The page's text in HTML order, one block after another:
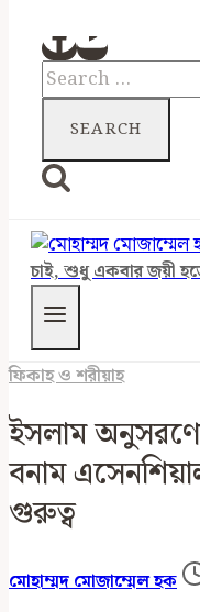
Search
for:
চাই, শুধু একবার জয়ী
ফিকাহ ও শরীয়াহ
ইসলাম অনুসরণের
বনাম
গুরুত্ব
মোহাম্মদ মোজাম্মেল হক